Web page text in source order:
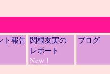
ト報告 関根友実の
レポート
New！
ブログ